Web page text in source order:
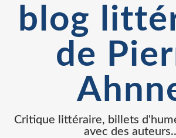
blog
de
Critique littéraire, billets
avec des